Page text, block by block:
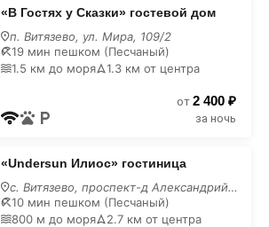
«В Гостях у Сказки» гостевой дом
п. Витязево, ул. Мира, 109/2
19 мин пешком (Песчаный)
1.5 км до моря
1.3 км от центра
от 2 400 ₽
за ночь
«Undersun Илиос» гостиница
с. Витязево, проспект-д Александрийский, 1
10 мин пешком (Песчаный)
800 м до моря
2.7 км от центра